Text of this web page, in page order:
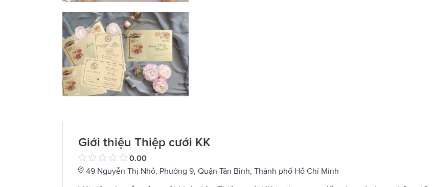
Giới thiệu Thiệp cưới KK
0.00
49 Nguyễn Thị Nhỏ, Phường 9, Quận Tân Bình, Thành phố Hồ Chí Minh